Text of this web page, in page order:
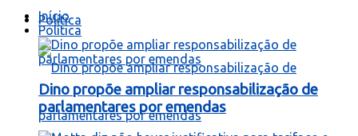
Política
Início
Política
Dino propõe ampliar responsabilização de
parlamentares por emendas